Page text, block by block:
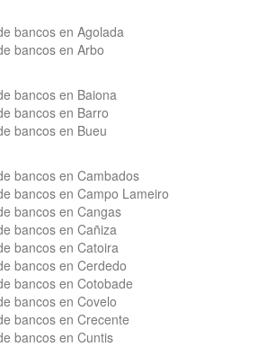
bancos en Agolada
bancos en Arbo
bancos en Baiona
bancos en Barro
bancos en Bueu
bancos en Cambados
bancos en Campo Lameiro
bancos en Cangas
bancos en Cañiza
bancos en Catoira
bancos en Cerdedo
bancos en Cotobade
bancos en Covelo
bancos en Crecente
bancos en Cuntis